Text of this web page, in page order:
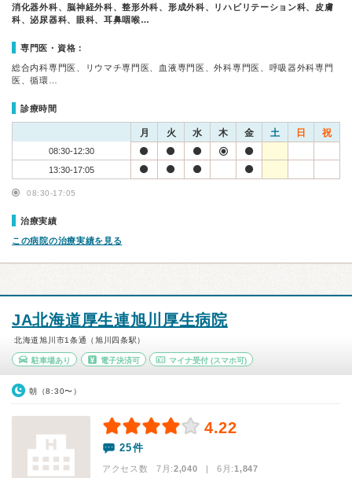
消化器外科、脳神経外科、整形外科、形成外科、リハビリテーション科、皮膚
科、泌尿器科、眼科、耳鼻咽喉…
専門医・資格：
総合内科専門医、リウマチ専門医、血液専門医、外科専門医、呼吸器外科専門
医、循環…
診療時間
月 火 水 木 金 土 日 祝
08:30-12:30
13:30-17:05
08:30-17:05
治療実績
この病院の治療実績を見る
JA北海道厚生連旭川厚生病院
北海道旭川市1条通（旭川四条駅）
駐車場あり 電子決済可 マイナ受付 (スマホ可)
朝（8:30〜）
4.22
25件
アクセス数 7月:2,040 | 6月:1,847